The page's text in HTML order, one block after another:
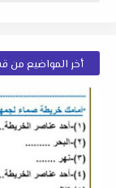
أخر المواضيع من